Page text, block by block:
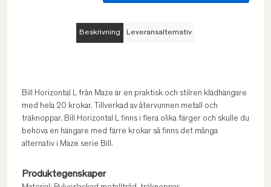
Beskrivning Leveransalternativ
Bill Horizontal L från Maze är en praktisk och stilren klädhängare
med hela 20 krokar. Tillverkad av återvunnen metall och
träknoppar. Bill Horizontal L finns i flera olika färger och skulle du
behöva en hängare med färre krokar så finns det många
alternativ i Maze serie Bill.
Produktegenskaper